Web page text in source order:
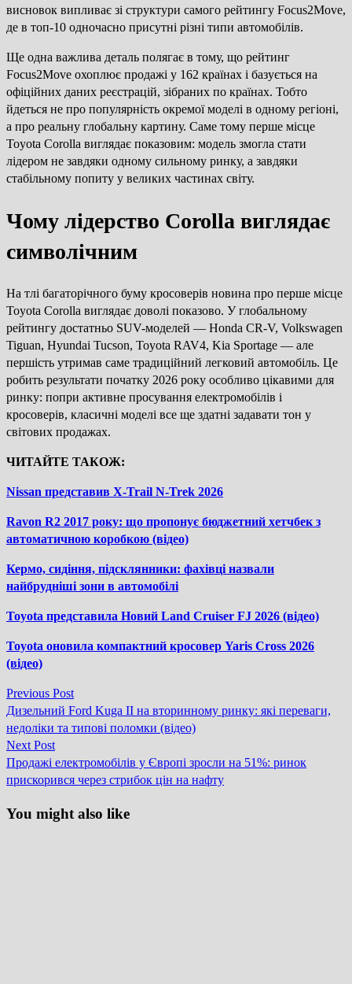
висновок випливає зі структури самого рейтингу Focus2Move,
де в топ-10 одночасно присутні різні типи автомобілів.
Ще одна важлива деталь полягає в тому, що рейтинг
Focus2Move охоплює продажі у 162 країнах і базується на
офіційних даних реєстрацій, зібраних по країнах. Тобто
йдеться не про популярність окремої моделі в одному регіоні,
а про реальну глобальну картину. Саме тому перше місце
Toyota Corolla виглядає показовим: модель змогла стати
лідером не завдяки одному сильному ринку, а завдяки
стабільному попиту у великих частинах світу.
Чому лідерство Corolla виглядає
символічним
На тлі багаторічного буму кросоверів новина про перше місце
Toyota Corolla виглядає доволі показово. У глобальному
рейтингу достатньо SUV-моделей — Honda CR-V, Volkswagen
Tiguan, Hyundai Tucson, Toyota RAV4, Kia Sportage — але
першість утримав саме традиційний легковий автомобіль. Це
робить результати початку 2026 року особливо цікавими для
ринку: попри активне просування електромобілів і
кросоверів, класичні моделі все ще здатні задавати тон у
світових продажах.
ЧИТАЙТЕ ТАКОЖ:
Nissan представив X-Trail N-Trek 2026
Ravon R2 2017 року: що пропонує бюджетний хетчбек з
автоматичною коробкою (відео)
Кермо, сидіння, підсклянники: фахівці назвали
найбрудніші зони в автомобілі
Toyota представила Новий Land Cruiser FJ 2026 (відео)
Toyota оновила компактний кросовер Yaris Cross 2026
(відео)
Навігація
записів
Previous PostPrevious
post:
Дизельний Ford Kuga II на вторинному ринку: які переваги,
недоліки та типові поломки (відео)
Next PostNext
post:
Продажі електромобілів у Європі зросли на 51%: ринок
прискорився через стрибок цін на нафту
You might also like